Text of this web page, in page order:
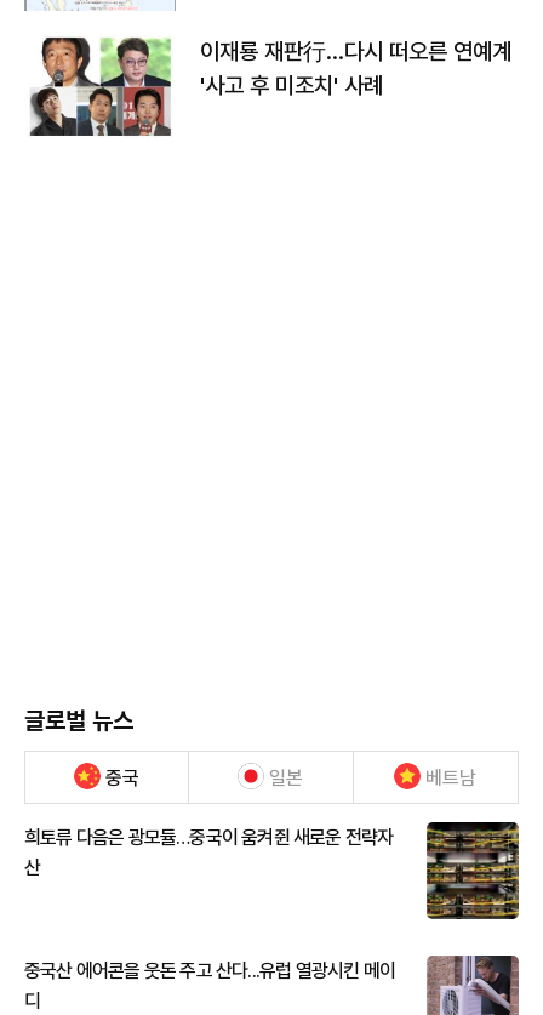
이재룡 재판行…다시 떠오른 연예계
'사고 후 미조치' 사례
글로벌 뉴스
중국 일본 베트남
희토류 다음은 광모듈…중국이 움켜쥔 새로운 전략자
산
중국산 에어콘을 웃돈 주고 산다...유럽 열광시킨 메이
디